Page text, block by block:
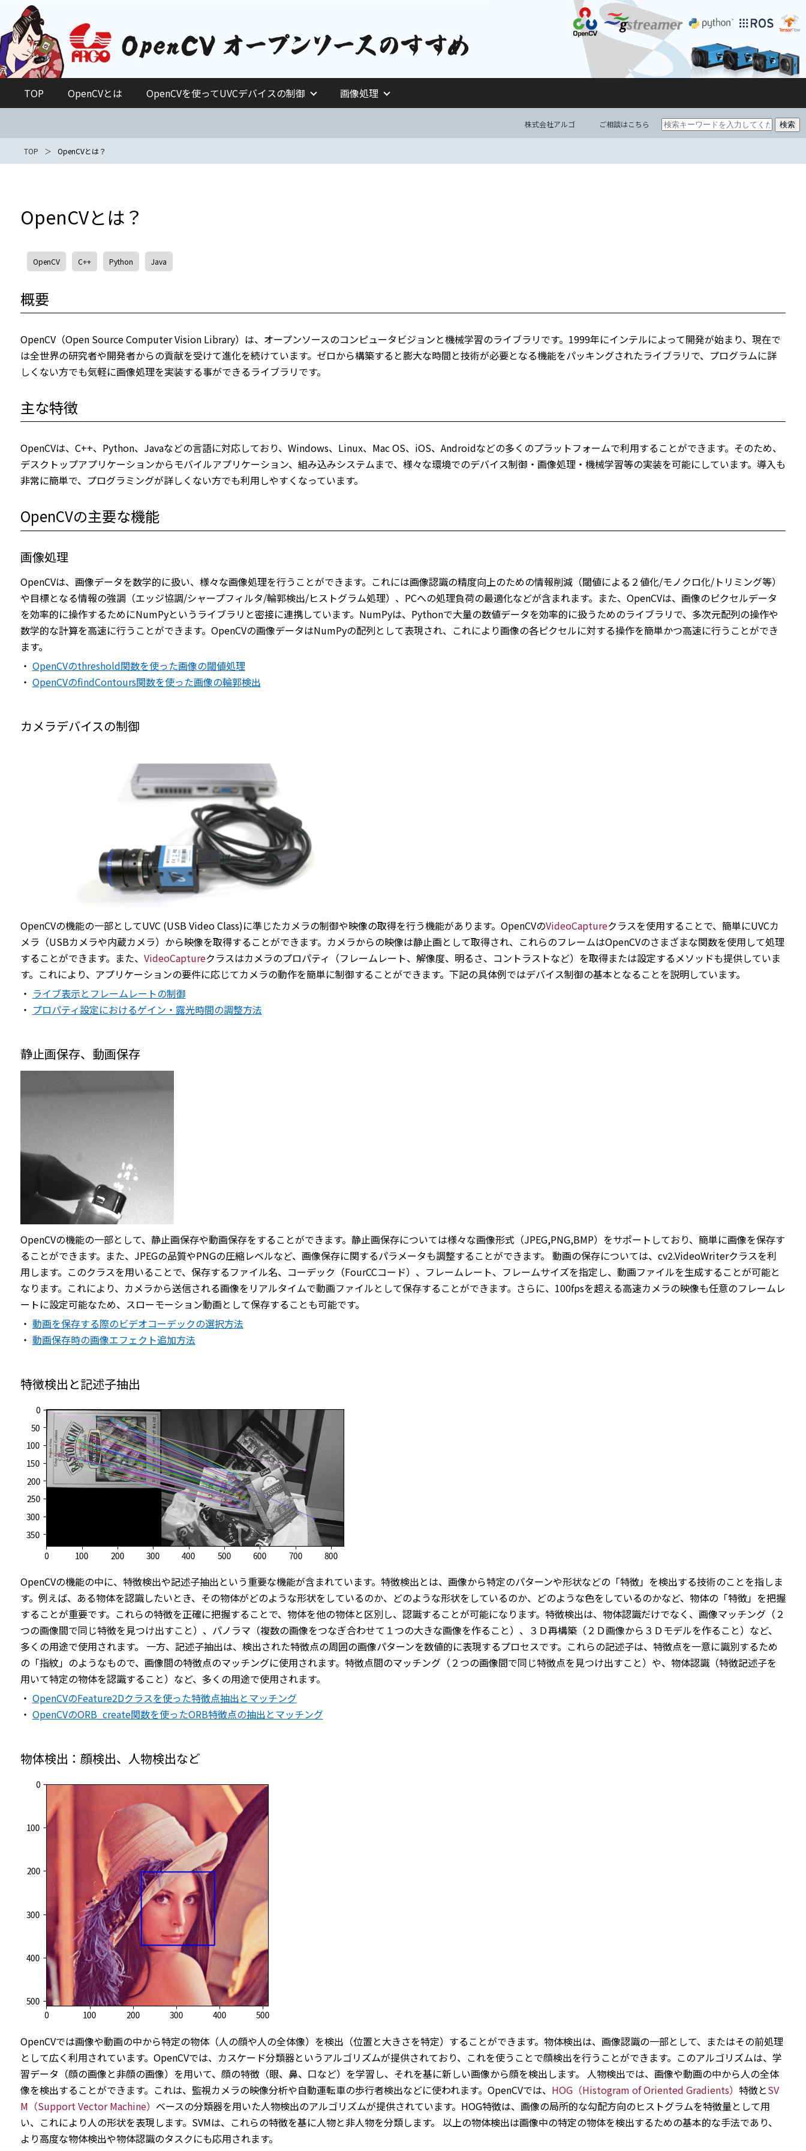
TOP OpenCVとは OpenCVを使ってUVCデバイスの制御 画像処理
株式会社アルゴ ご相談はこちら
TOP OpenCVとは？
OpenCVとは？
OpenCV C++ Python Java
概要
OpenCV（Open Source Computer Vision Library）は、オープンソースのコンピュータビジョンと機械学習のライブラリです。1999年にインテルによって開発が始まり、現在で
は全世界の研究者や開発者からの貢献を受けて進化を続けています。ゼロから構築すると膨大な時間と技術が必要となる機能をパッキングされたライブラリで、プログラムに詳
しくない方でも気軽に画像処理を実装する事ができるライブラリです。
主な特徴
OpenCVは、C++、Python、Javaなどの言語に対応しており、Windows、Linux、Mac OS、iOS、Androidなどの多くのプラットフォームで利用することができます。そのため、
デスクトップアプリケーションからモバイルアプリケーション、組み込みシステムまで、様々な環境でのデバイス制御・画像処理・機械学習等の実装を可能にしています。導入も
非常に簡単で、プログラミングが詳しくない方でも利用しやすくなっています。
OpenCVの主要な機能
画像処理
OpenCVは、画像データを数学的に扱い、様々な画像処理を行うことができます。これには画像認識の精度向上のための情報削減（閾値による２値化/モノクロ化/トリミング等）
や目標となる情報の強調（エッジ協調/シャープフィルタ/輪郭検出/ヒストグラム処理）、PCへの処理負荷の最適化などが含まれます。また、OpenCVは、画像のピクセルデータ
を効率的に操作するためにNumPyというライブラリと密接に連携しています。NumPyは、Pythonで大量の数値データを効率的に扱うためのライブラリで、多次元配列の操作や
数学的な計算を高速に行うことができます。OpenCVの画像データはNumPyの配列として表現され、これにより画像の各ピクセルに対する操作を簡単かつ高速に行うことができ
ます。
・ OpenCVのthreshold関数を使った画像の閾値処理
・ OpenCVのfindContours関数を使った画像の輪郭検出
カメラデバイスの制御
OpenCVの機能の一部としてUVC (USB Video Class)に準じたカメラの制御や映像の取得を行う機能があります。OpenCVのVideoCaptureクラスを使用することで、簡単にUVCカ
メラ（USBカメラや内蔵カメラ）から映像を取得することができます。カメラからの映像は静止画として取得され、これらのフレームはOpenCVのさまざまな関数を使用して処理
することができます。また、 VideoCaptureクラスはカメラのプロパティ（フレームレート、解像度、明るさ、コントラストなど）を取得または設定するメソッドも提供していま
す。これにより、アプリケーションの要件に応じてカメラの動作を簡単に制御することができます。下記の具体例ではデバイス制御の基本となることを説明しています。
・ ライブ表示とフレームレートの制御
・ プロパティ設定におけるゲイン・露光時間の調整方法
静止画保存、動画保存
OpenCVの機能の一部として、静止画保存や動画保存をすることができます。静止画保存については様々な画像形式（JPEG,PNG,BMP）をサポートしており、簡単に画像を保存す
ることができます。また、JPEGの品質やPNGの圧縮レベルなど、画像保存に関するパラメータも調整することができます。 動画の保存については、cv2.VideoWriterクラスを利
用します。このクラスを用いることで、保存するファイル名、コーデック（FourCCコード）、フレームレート、フレームサイズを指定し、動画ファイルを生成することが可能と
なります。これにより、カメラから送信される画像をリアルタイムで動画ファイルとして保存することができます。さらに、100fpsを超える高速カメラの映像も任意のフレームレ
ートに設定可能なため、スローモーション動画として保存することも可能です。
・ 動画を保存する際のビデオコーデックの選択方法
・ 動画保存時の画像エフェクト追加方法
特徴検出と記述子抽出
OpenCVの機能の中に、特徴検出や記述子抽出という重要な機能が含まれています。特徴検出とは、画像から特定のパターンや形状などの「特徴」を検出する技術のことを指しま
す。例えば、ある物体を認識したいとき、その物体がどのような形状をしているのか、どのような形状をしているのか、どのような色をしているのかなど、物体の「特徴」を把握
することが重要です。これらの特徴を正確に把握することで、物体を他の物体と区別し、認識することが可能になります。特徴検出は、物体認識だけでなく、画像マッチング（２
つの画像間で同じ特徴を見つけ出すこと）、パノラマ（複数の画像をつなぎ合わせて１つの大きな画像を作ること）、３Ｄ再構築（２Ｄ画像から３Ｄモデルを作ること）など、
多くの用途で使用されます。 一方、記述子抽出は、検出された特徴点の周囲の画像パターンを数値的に表現するプロセスです。これらの記述子は、特徴点を一意に識別するため
の「指紋」のようなもので、画像間の特徴点のマッチングに使用されます。特徴点間のマッチング（２つの画像間で同じ特徴点を見つけ出すこと）や、物体認識（特徴記述子を
用いて特定の物体を認識すること）など、多くの用途で使用されます。
・ OpenCVのFeature2Dクラスを使った特徴点抽出とマッチング
・ OpenCVのORB_create関数を使ったORB特徴点の抽出とマッチング
物体検出：顔検出、人物検出など
OpenCVでは画像や動画の中から特定の物体（人の顔や人の全体像）を検出（位置と大きさを特定）することができます。物体検出は、画像認識の一部として、またはその前処理
として広く利用されています。OpenCVでは、カスケード分類器というアルゴリズムが提供されており、これを使うことで顔検出を行うことができます。このアルゴリズムは、学
習データ（顔の画像と非顔の画像）を用いて、顔の特徴（眼、鼻、口など）を学習し、それを基に新しい画像から顔を検出します。 人物検出では、画像や動画の中から人の全体
像を検出することができます。これは、監視カメラの映像分析や自動運転車の歩行者検出などに使われます。OpenCVでは、 HOG（Histogram of Oriented Gradients） 特徴とSV
M（Support Vector Machine） ベースの分類器を用いた人物検出のアルゴリズムが提供されています。HOG特徴は、画像の局所的な勾配方向のヒストグラムを特徴量として用
い、これにより人の形状を表現します。SVMは、これらの特徴を基に人物と非人物を分類します。 以上の物体検出は画像中の特定の物体を検出するための基本的な手法であり、
より高度な物体検出や物体認識のタスクにも応用されます。